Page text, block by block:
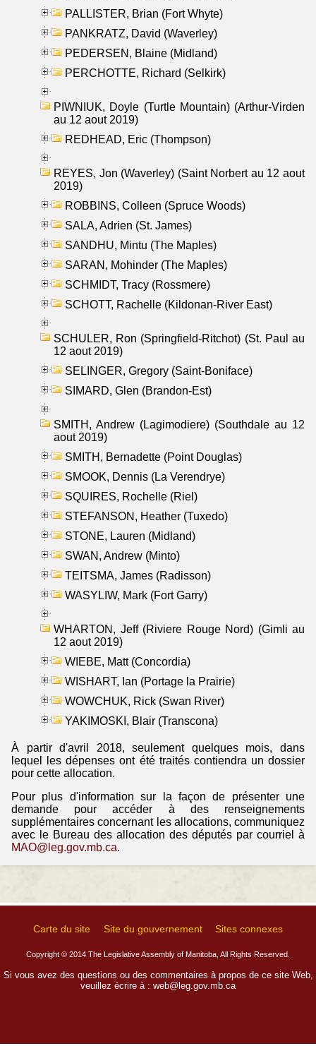
PALLISTER, Brian (Fort Whyte)
PANKRATZ, David (Waverley)
PEDERSEN, Blaine (Midland)
PERCHOTTE, Richard (Selkirk)
PIWNIUK, Doyle (Turtle Mountain) (Arthur-Virden
au 12 aout 2019)
REDHEAD, Eric (Thompson)
REYES, Jon (Waverley) (Saint Norbert au 12 aout
2019)
ROBBINS, Colleen (Spruce Woods)
SALA, Adrien (St. James)
SANDHU, Mintu (The Maples)
SARAN, Mohinder (The Maples)
SCHMIDT, Tracy (Rossmere)
SCHOTT, Rachelle (Kildonan-River East)
SCHULER, Ron (Springfield-Ritchot) (St. Paul au
12 aout 2019)
SELINGER, Gregory (Saint-Boniface)
SIMARD, Glen (Brandon-Est)
SMITH, Andrew (Lagimodiere) (Southdale au 12
aout 2019)
SMITH, Bernadette (Point Douglas)
SMOOK, Dennis (La Verendrye)
SQUIRES, Rochelle (Riel)
STEFANSON, Heather (Tuxedo)
STONE, Lauren (Midland)
SWAN, Andrew (Minto)
TEITSMA, James (Radisson)
WASYLIW, Mark (Fort Garry)
WHARTON, Jeff (Riviere Rouge Nord) (Gimli au
12 aout 2019)
WIEBE, Matt (Concordia)
WISHART, Ian (Portage la Prairie)
WOWCHUK, Rick (Swan River)
YAKIMOSKI, Blair (Transcona)
À partir d'avril 2018, seulement quelques mois, dans
lequel les dépenses ont été traités contiendra un dossier
pour cette allocation.
Pour plus d'information sur la façon de présenter une
demande pour accéder à des renseignements
supplémentaires concernant les allocations, communiquez
avec le Bureau des allocation des députés par courriel à
MAO@leg.gov.mb.ca.
Carte du site Site du gouvernement Sites connexes
Copyright © 2014 The Legislative Assembly of Manitoba, All Rights Reserved.
Si vous avez des questions ou des commentaires à propos de ce site Web,
veuillez écrire à : web@leg.gov.mb.ca